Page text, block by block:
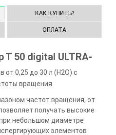
КАК КУПИТЬ?
ОПЛАТА
T 50 digital ULTRA-
от 0,25 до 30 л (H2O) с
вращения.
частот вращения, от
получать высокие
небольшом диаметре
элементов